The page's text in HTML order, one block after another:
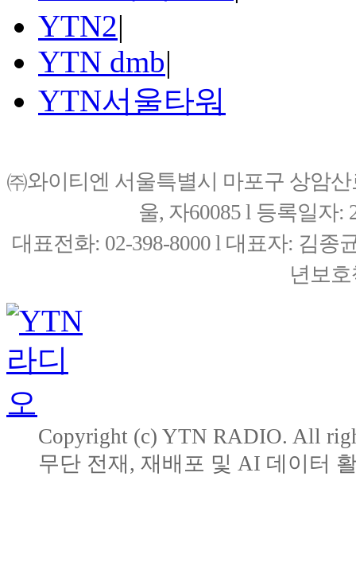
YTN2|
YTN dmb|
YTN서울타워
㈜와이티엔 서울특별시 마포구 상암
울, 자60085 l 등록일자:
대표전화: 02-398-8000 l 대표자: 김종
년보
Copyright (c) YTN RADIO. All
무단 전재, 재배포 및 AI 데이터